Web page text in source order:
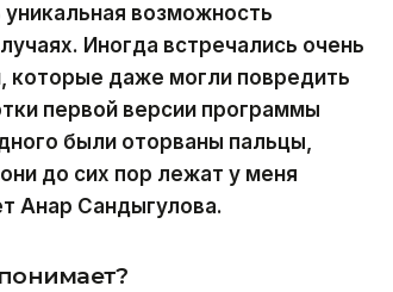
уникальная возможность
Иногда встречались очень
которые даже могли повредить
первой версии программы
были оторваны пальцы,
до сих пор лежат у меня
Анар Сандыгулова.